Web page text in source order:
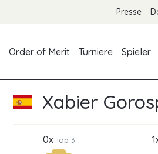
Presse
Order of Merit Turniere Spieler
Xabier
0xTop 3